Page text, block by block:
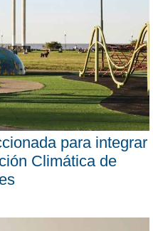
para integrar
Climática de